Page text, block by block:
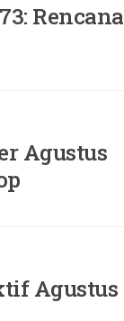
Rencana
Agustus
Agustus